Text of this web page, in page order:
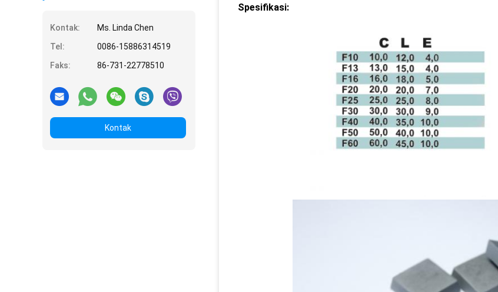
Kontak:
Ms. Linda Chen
Tel:
0086-15886314519
Faks:
86-731-22778510
Kontak
Spesifikasi: